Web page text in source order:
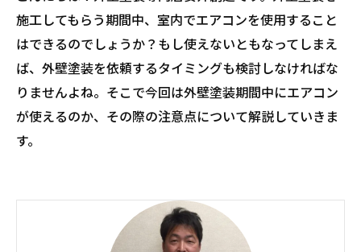
施工してもらう期間中、室内でエアコンを使用すること
はできるのでしょうか？もし使えないともなってしまえ
ば、外壁塗装を依頼するタイミングも検討しなければな
りませんよね。そこで今回は外壁塗装期間中にエアコン
が使えるのか、その際の注意点について解説していきま
す。